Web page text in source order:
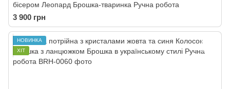
бісером Леопард Брошка-тваринка Ручна робота
3 900 грн
НОВИНКА
ХІТ